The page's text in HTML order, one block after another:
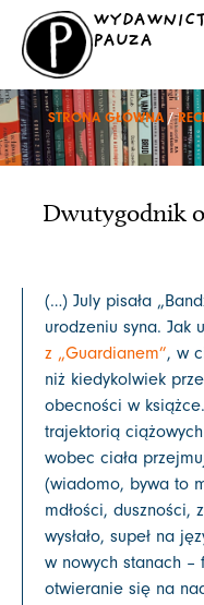
Przejdź
treści
PAUZA
STRONA GŁÓWNA/
Dwutygodnik
(…) July pisała
urodzeniu syna. Jak
z „Guardianem”, w
niż kiedykolwiek
obecności w
trajektorią
wobec ciała
(wiadomo, bywa to
mdłości,
wysłało, supeł na
w nowych stanach –
otwieranie się na